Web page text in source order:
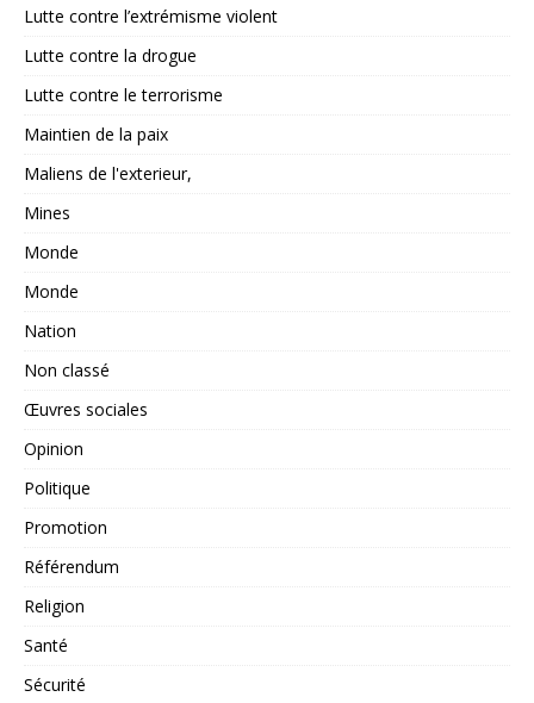
Lutte contre l’extrémisme violent
Lutte contre la drogue
Lutte contre le terrorisme
Maintien de la paix
Maliens de l'exterieur,
Mines
Monde
Monde
Nation
Non classé
Œuvres sociales
Opinion
Politique
Promotion
Référendum
Religion
Santé
Sécurité